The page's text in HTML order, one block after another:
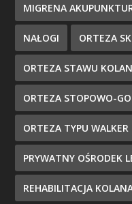
MIGRENA
NAŁOGI ORTEZA
ORTEZA STAWU
ORTEZA STOPOWO-
ORTEZA TYPU WALKER
PRYWATNY OŚRODEK
REHABILITACJA